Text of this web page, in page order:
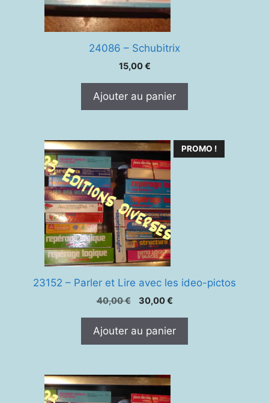
24086 – Schubitrix
15,00€
Ajouter au panier
PROMO !
23152 – Parler et Lire avec les ideo-pictos
40,00€
Le
était :
30,00€Le
est :
Ajouter au panier